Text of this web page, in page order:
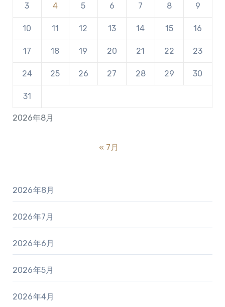
2026年8月
3 4 5 6 7 8 9
10 11 12 13 14 15 16
17 18 19 20 21 22 23
24 25 26 27 28 29 30
31
« 7月
2026年8月
2026年7月
2026年6月
2026年5月
2026年4月